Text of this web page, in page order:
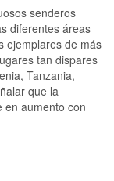
senderos
diferentes áreas
ejemplares de más
tan dispares
Tanzania,
que la
en aumento con